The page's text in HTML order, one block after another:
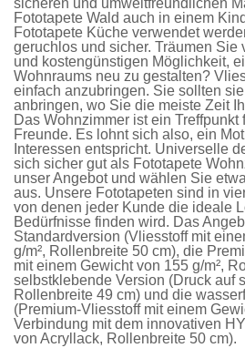
sicheren und umweltfreundlichen
Fototapete Wald auch in einem
Fototapete Küche verwendet
geruchlos und sicher. Träumen Sie
und kostengünstigen Möglichkeit,
Wohnraums neu zu gestalten?
einfach anzubringen. Sie sollten
anbringen, wo Sie die meiste Zeit
Das Wohnzimmer ist ein Treffpunkt
Freunde. Es lohnt sich also, ein
Interessen entspricht. Universelle
sich sicher gut als Fototapete
unser Angebot und wählen Sie
aus. Unsere Fototapeten sind in
von denen jeder Kunde die ideale
Bedürfnisse finden wird. Das
Standardversion (Vliesstoff mit
g/m², Rollenbreite 50 cm), die
mit einem Gewicht von 155 g/m²,
selbstklebende Version (Druck auf
Rollenbreite 49 cm) und die
(Premium-Vliesstoff mit einem
Verbindung mit dem innovativen
von Acryllack, Rollenbreite 50 cm).